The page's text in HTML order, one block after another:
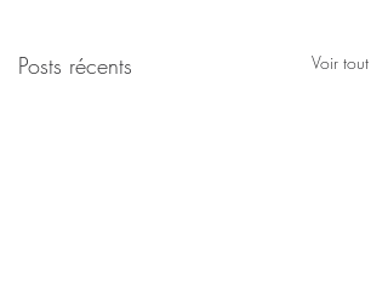
Posts récents Voir tout